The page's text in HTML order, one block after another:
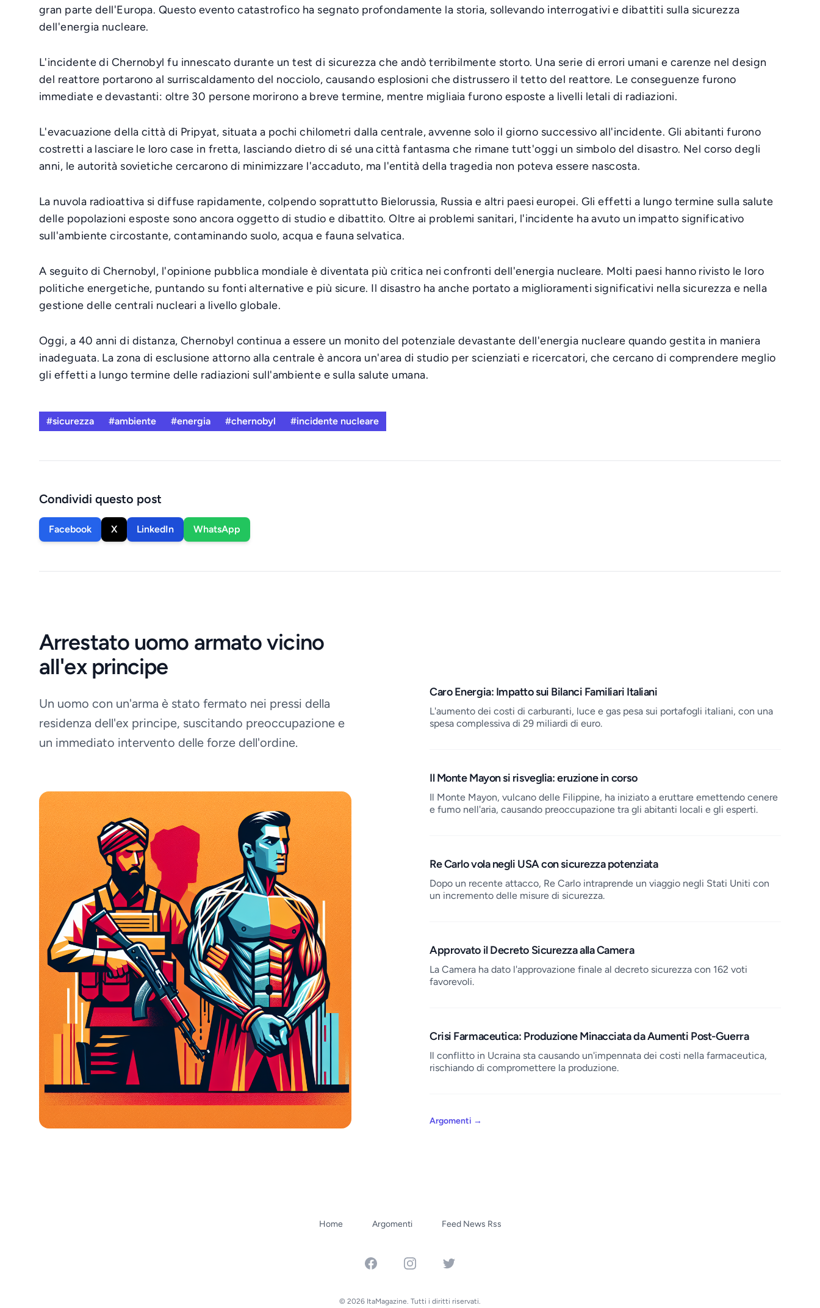
gran parte dell'Europa. Questo evento catastrofico ha segnato profondamente la storia, sollevando interrogativi e dibattiti sulla sicurezza
dell'energia nucleare.
L'incidente di Chernobyl fu innescato durante un test di sicurezza che andò terribilmente storto. Una serie di errori umani e carenze nel design
del reattore portarono al surriscaldamento del nocciolo, causando esplosioni che distrussero il tetto del reattore. Le conseguenze furono
immediate e devastanti: oltre 30 persone morirono a breve termine, mentre migliaia furono esposte a livelli letali di radiazioni.
L'evacuazione della città di Pripyat, situata a pochi chilometri dalla centrale, avvenne solo il giorno successivo all'incidente. Gli abitanti furono
costretti a lasciare le loro case in fretta, lasciando dietro di sé una città fantasma che rimane tutt'oggi un simbolo del disastro. Nel corso degli
anni, le autorità sovietiche cercarono di minimizzare l'accaduto, ma l'entità della tragedia non poteva essere nascosta.
La nuvola radioattiva si diffuse rapidamente, colpendo soprattutto Bielorussia, Russia e altri paesi europei. Gli effetti a lungo termine sulla salute
delle popolazioni esposte sono ancora oggetto di studio e dibattito. Oltre ai problemi sanitari, l'incidente ha avuto un impatto significativo
sull'ambiente circostante, contaminando suolo, acqua e fauna selvatica.
A seguito di Chernobyl, l'opinione pubblica mondiale è diventata più critica nei confronti dell'energia nucleare. Molti paesi hanno rivisto le loro
politiche energetiche, puntando su fonti alternative e più sicure. Il disastro ha anche portato a miglioramenti significativi nella sicurezza e nella
gestione delle centrali nucleari a livello globale.
Oggi, a 40 anni di distanza, Chernobyl continua a essere un monito del potenziale devastante dell'energia nucleare quando gestita in maniera
inadeguata. La zona di esclusione attorno alla centrale è ancora un'area di studio per scienziati e ricercatori, che cercano di comprendere meglio
gli effetti a lungo termine delle radiazioni sull'ambiente e sulla salute umana.
#sicurezza #ambiente #energia #chernobyl #incidente nucleare
Condividi questo post
Facebook X LinkedIn WhatsApp
Arrestato uomo armato vicino
all'ex principe
Un uomo con un'arma è stato fermato nei pressi della
residenza dell'ex principe, suscitando preoccupazione e
un immediato intervento delle forze dell'ordine.
Job openings
Caro Energia: Impatto sui Bilanci Familiari Italiani
L'aumento dei costi di carburanti, luce e gas pesa sui portafogli italiani, con una
spesa complessiva di 29 miliardi di euro.
Il Monte Mayon si risveglia: eruzione in corso
Il Monte Mayon, vulcano delle Filippine, ha iniziato a eruttare emettendo cenere
e fumo nell'aria, causando preoccupazione tra gli abitanti locali e gli esperti.
Re Carlo vola negli USA con sicurezza potenziata
Dopo un recente attacco, Re Carlo intraprende un viaggio negli Stati Uniti con
un incremento delle misure di sicurezza.
Approvato il Decreto Sicurezza alla Camera
La Camera ha dato l'approvazione finale al decreto sicurezza con 162 voti
favorevoli.
Crisi Farmaceutica: Produzione Minacciata da Aumenti Post-Guerra
Il conflitto in Ucraina sta causando un'impennata dei costi nella farmaceutica,
rischiando di compromettere la produzione.
Argomenti →
Home Argomenti Feed News Rss
FacebookInstagramTwitter
© 2026 ItaMagazine. Tutti i diritti riservati.